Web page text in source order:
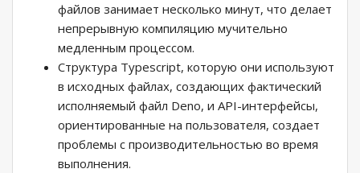
файлов занимает несколько минут, что делает
непрерывную компиляцию мучительно
медленным процессом.
Структура Typescript, которую они используют
в исходных файлах, создающих фактический
исполняемый файл Deno, и API-интерфейсы,
ориентированные на пользователя, создает
проблемы с производительностью во время
выполнения.